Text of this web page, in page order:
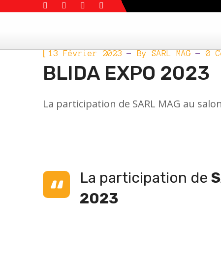
[13 Février 2023 By SARL MAG 0
BLIDA EXPO 2023
La participation de SARL MAG au
La participation de
2023